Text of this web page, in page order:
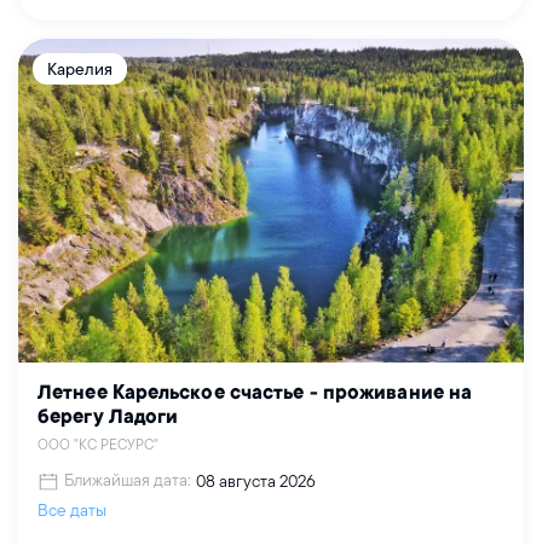
Карелия
Летнее Карельское счастье - проживание на
берегу Ладоги
ООО "КС РЕСУРС"
Ближайшая дата: 08 августа 2026
Все даты